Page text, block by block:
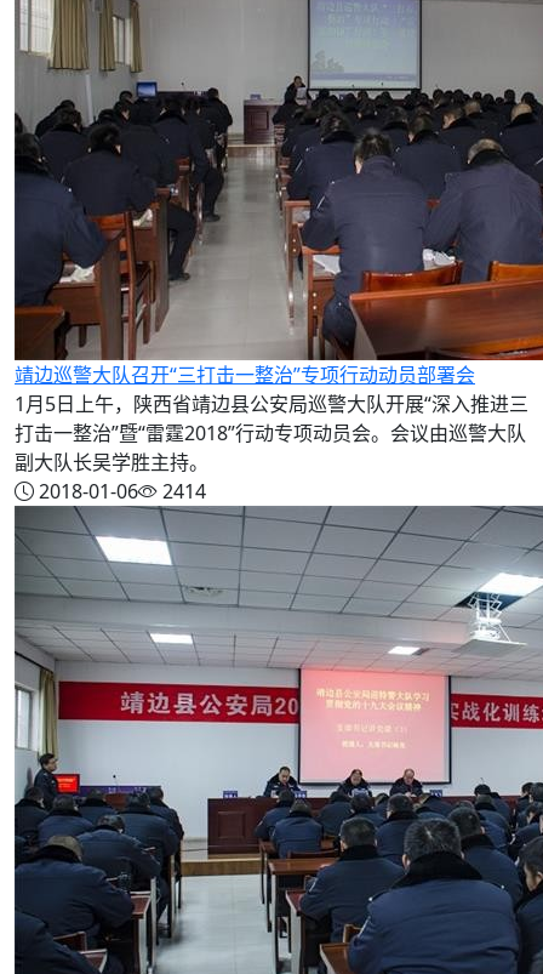
靖边巡警大队召开“三打击一整治”专项行动动员部署会
1月5日上午，陕西省靖边县公安局巡警大队开展“深入推进三
打击一整治”暨“雷霆2018”行动专项动员会。会议由巡警大队
副大队长吴学胜主持。
2018-01-06
2414